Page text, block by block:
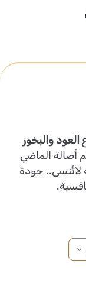
العود والبخور
أصالة الماضي
لاتُنسى.. جودة